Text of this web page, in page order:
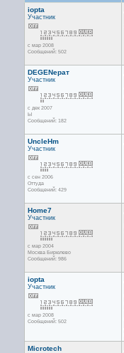
iopta
Участник
с мар 2008
Сообщений: 502
DEGENерат
Участник
с дек 2007
Ы
Сообщений: 182
UncleHm
Участник
с сен 2006
Оттуда
Сообщений: 429
Home7
Участник
с мар 2004
Москва Бирюлево
Сообщений: 986
iopta
Участник
с мар 2008
Сообщений: 502
Microtech